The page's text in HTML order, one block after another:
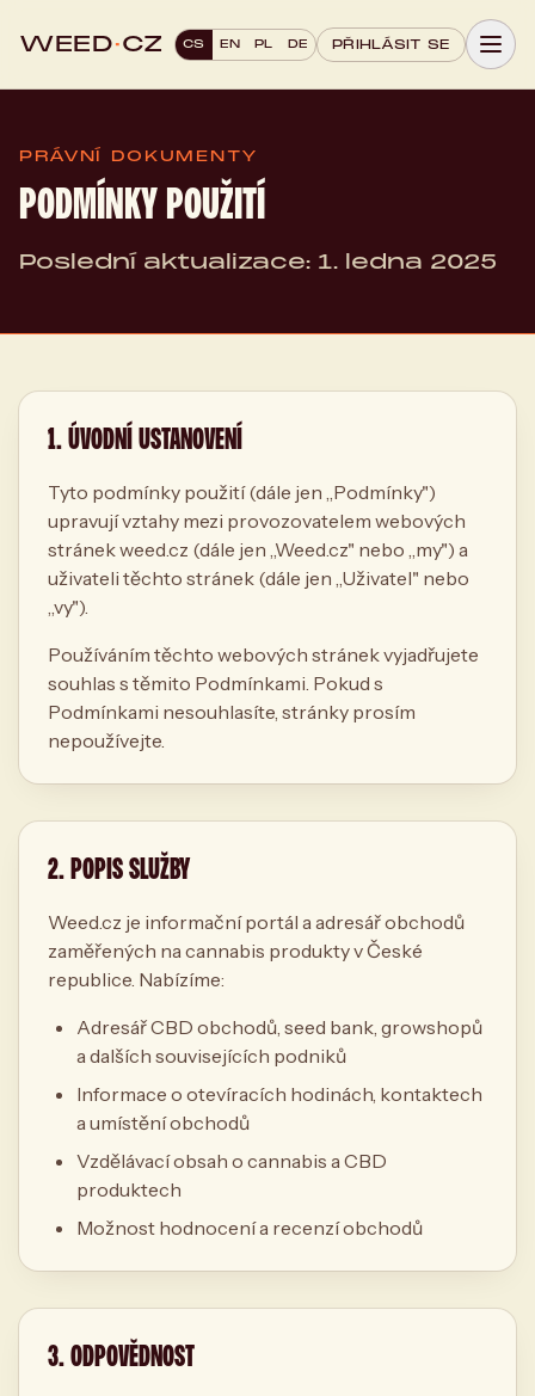
WEED·CZ CS EN PL DE PŘIHLÁSIT SE
PRÁVNÍ DOKUMENTY
PODMÍNKY POUŽITÍ
Poslední aktualizace: 1. ledna 2025
1. ÚVODNÍ USTANOVENÍ
Tyto podmínky použití (dále jen „Podmínky")
upravují vztahy mezi provozovatelem webových
stránek weed.cz (dále jen „Weed.cz" nebo „my") a
uživateli těchto stránek (dále jen „Uživatel" nebo
„vy").
Používáním těchto webových stránek vyjadřujete
souhlas s těmito Podmínkami. Pokud s
Podmínkami nesouhlasíte, stránky prosím
nepoužívejte.
2. POPIS SLUŽBY
Weed.cz je informační portál a adresář obchodů
zaměřených na cannabis produkty v České
republice. Nabízíme:
Adresář CBD obchodů, seed bank, growshopů
a dalších souvisejících podniků
Informace o otevíracích hodinách, kontaktech
a umístění obchodů
Vzdělávací obsah o cannabis a CBD
produktech
Možnost hodnocení a recenzí obchodů
3. ODPOVĚDNOST